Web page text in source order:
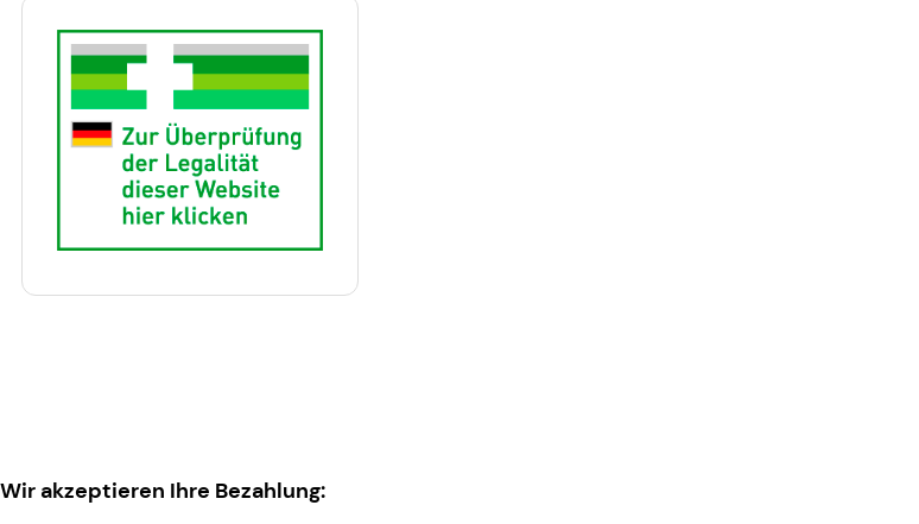
Wir akzeptieren Ihre Bezahlung: